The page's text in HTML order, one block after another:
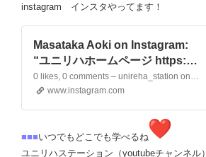
instagram インスタやってます！
Masataka Aoki on Instagram:
“ユニリハホームページ https://u
niversalreha.com/ ユニリハス
テーション（youtubeチャンネ
ル） https://www.youtube.com/
channel/UCsYWtfFhjanSVAwS
kJvtcNQ オンラインセミナーペ
ージトップ https://universalreh
0 likes, 0 comments – unireha_station on June 17, 2025: “ユニリハホームページ https://universalreha.com/ ユニリハステーション（youtubeチャンネル） https://www.youtube.com/channel/UCsYWtfFhjanSVAwSkJvtcNQ オ…
www.instagram.com
■■■いつでもどこでも学べるね
ユニリハステーション（youtubeチャンネル）